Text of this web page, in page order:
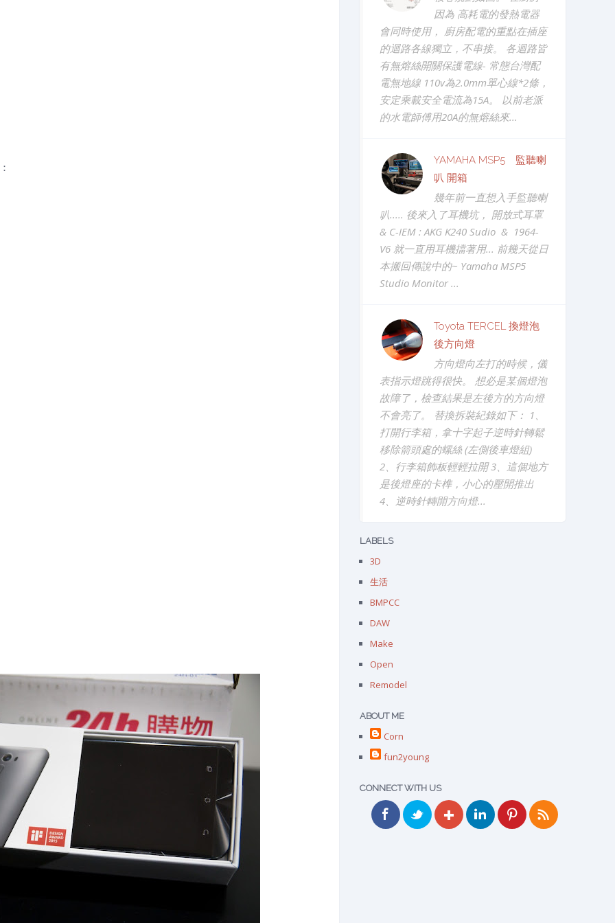
因為 高耗電的發熱電器
會同時使用， 廚房配電的重點在插座
的迴路各線獨立，不串接。 各迴路皆
有無熔絲開關保護電線- 常態台灣配
電無地線 110v為2.0mm單心線*2條，
安定乘載安全電流為15A。 以前老派
的水電師傅用20A的無熔絲來...
YAMAHA MSP5 監聽喇
叭 開箱
幾年前一直想入手監聽喇
叭..... 後來入了耳機坑， 開放式耳罩
& C-IEM : AKG K240 Sudio & 1964-
V6 就一直用耳機擋著用... 前幾天從日
本搬回傳說中的~ Yamaha MSP5
Studio Monitor ...
Toyota TERCEL 換燈泡
後方向燈
方向燈向左打的時候，儀
表指示燈跳得很快。 想必是某個燈泡
故障了，檢查結果是左後方的方向燈
不會亮了。 替換拆裝紀錄如下： 1、
打開行李箱，拿十字起子逆時針轉鬆
移除箭頭處的螺絲 (左側後車燈組)
2、行李箱飾板輕輕拉開 3、這個地方
是後燈座的卡榫，小心的壓開推出
4、逆時針轉開方向燈...
LABELS
3D
生活
BMPCC
DAW
Make
Open
Remodel
ABOUT ME
Corn
fun2young
CONNECT WITH US